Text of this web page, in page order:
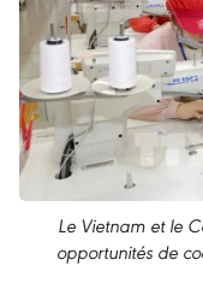
Le Vietnam et le
opportunités de